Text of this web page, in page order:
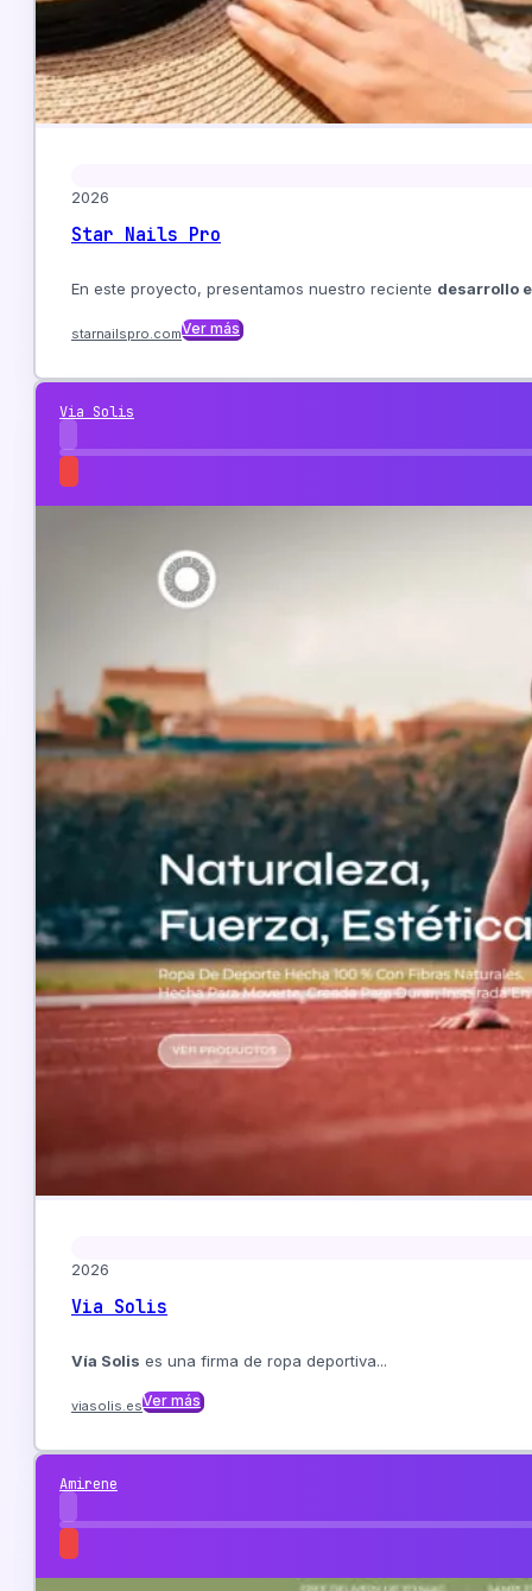
2026
Star Nails Pro
En este proyecto, presentamos nuestro reciente desarrollo
starnailspro.comVer más
Via Solis
2026
Via Solis
Vía Solis es una firma de ropa deportiva...
viasolis.esVer más
Amirene